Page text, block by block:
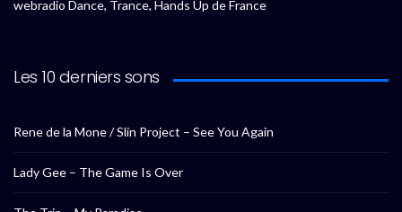
webradio Dance, Trance, Hands Up de France
Les 10 derniers sons
Rene de la Mone / Slin Project – See You Again
Lady Gee – The Game Is Over